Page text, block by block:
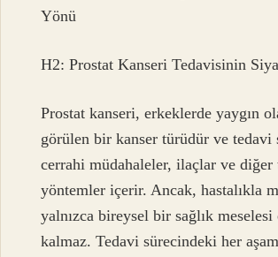
Yönü
H2: Prostat Kanseri Tedavisinin
Prostat kanseri, erkeklerde yaygın
görülen bir kanser türüdür ve tedavi
cerrahi müdahaleler, ilaçlar ve diğer
yöntemler içerir. Ancak, hastalıkla
yalnızca bireysel bir sağlık
kalmaz. Tedavi sürecindeki her